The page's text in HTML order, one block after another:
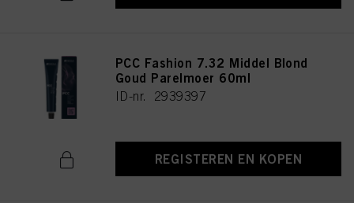
PCC Fashion 7.32 Middel Blond
Goud Parelmoer 60ml
ID-nr. 2939397
REGISTEREN EN KOPEN